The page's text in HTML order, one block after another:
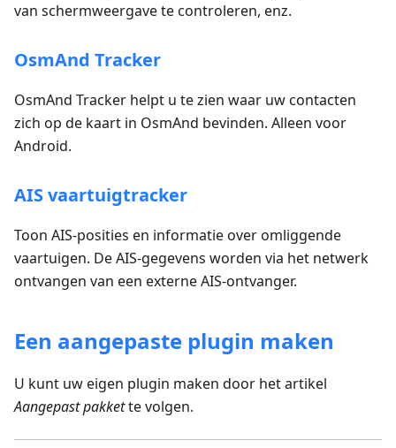
van schermweergave te controleren, enz.
OsmAnd Tracker
OsmAnd Tracker helpt u te zien waar uw contacten
zich op de kaart in OsmAnd bevinden. Alleen voor
Android.
AIS vaartuigtracker
Toon AIS-posities en informatie over omliggende
vaartuigen. De AIS-gegevens worden via het netwerk
ontvangen van een externe AIS-ontvanger.
Een aangepaste plugin maken
U kunt uw eigen plugin maken door het artikel
Aangepast pakkette volgen.